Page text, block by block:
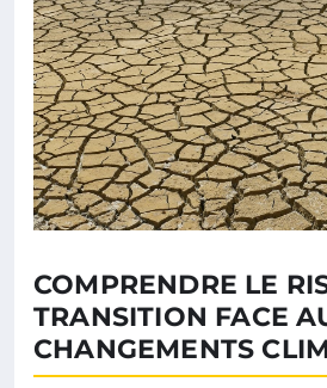
COMPRENDRE LE
TRANSITION FACE
CHANGEMENTS